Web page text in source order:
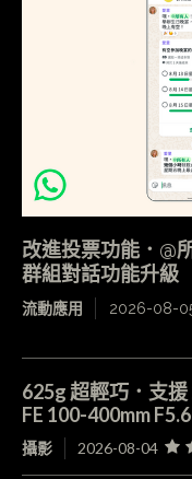
改進投票功能．
群組對話功能升級
流動應用 2026-08-
625g 超輕巧．支
FE 100-400mm
攝影 2026-08-04